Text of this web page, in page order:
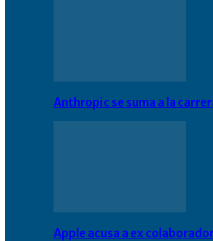
Anthropic se suma a la
Apple acusa a ex